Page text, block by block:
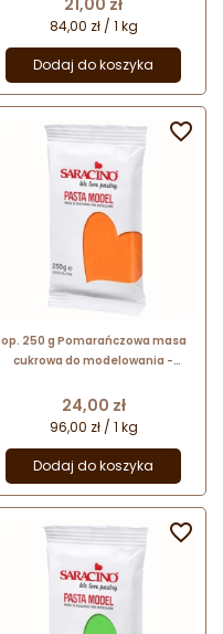
21,00 zł
84,00 zł / 1 kg
Dodaj do koszyka
op. 250 g Pomarańczowa masa
cukrowa do modelowania -
mocna i elastyczna
Cena
24,00 zł
96,00 zł / 1 kg
Dodaj do koszyka

